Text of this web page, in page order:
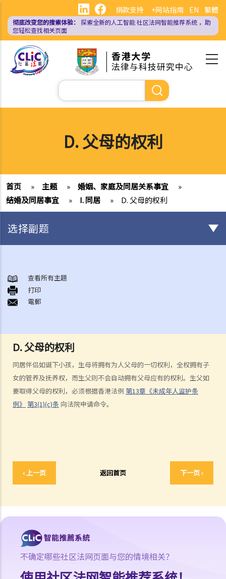
主
EN 繁體
捐款支持 +网站指南
彻底改变您的搜索体验： 探索全新的人工智能社区法网智能推荐系统 ，助
您轻松查找相关页面
搜
索
D. 父母的权利
首页 » 主题 » 婚姻、家庭及同居关系事宜
»
结婚及同居事宜
» I. 同居 » D. 父母的权利
D. 父母的权利
同居伴侣如诞下小孩，生母将拥有为人父母的一切权利，全权拥有子
女的管养及抚养权，而生父则不会自动拥有父母应有的权利。生父如
要取得父母的权利，必须根据香港法例 第13章《未成年人监护条
例》 第3(1)(c)条 向法院申请命令。
‹ 上一页 返回首页 下一页 ›
选择副题
A. 概述
B. 香港认可的婚姻关系
1. 如果我在香港以外地方结婚，是否需要通知香港政府更新我的婚姻状
2. 我在香港以外的地方结婚，但担心在香港不被承认。我可以在香港登
记结婚吗？
C. 办理婚姻登记及举行婚礼
A. 在香港结婚的条件
B. 结婚登记程序
C. 婚姻的有效性
B. 婚前协议书及公共政策
C. 分居协议
2. 如果一方在聆讯前不再同意分居协议的条款，应该怎样处理？
F. 与非香港居民结婚
A. 香港居民与海外人士结婚（中国内地人士除外）
查看所有主題
打印
電郵
不确定哪些社区法网页面与您的情境相关？